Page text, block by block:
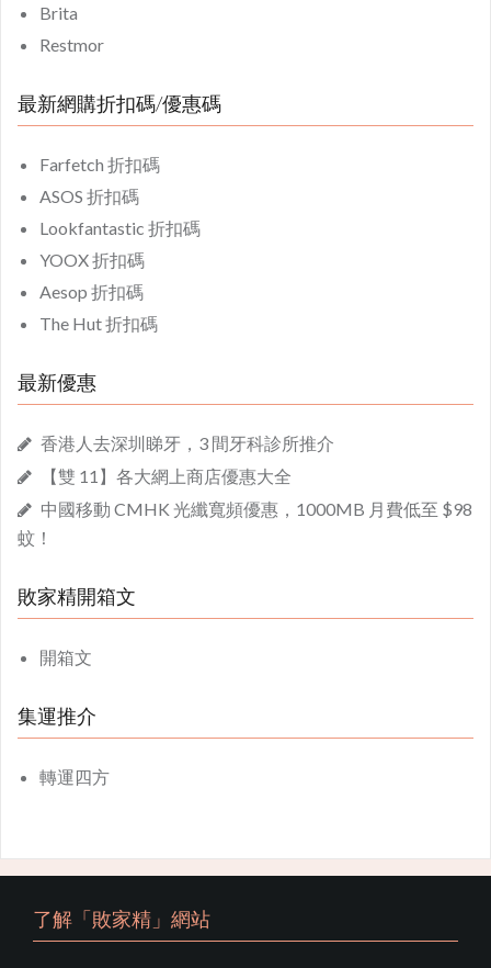
Brita
Restmor
最新網購折扣碼/優惠碼
Farfetch 折扣碼
ASOS 折扣碼
Lookfantastic 折扣碼
YOOX 折扣碼
Aesop 折扣碼
The Hut 折扣碼
最新優惠
香港人去深圳睇牙，3 間牙科診所推介
【雙 11】各大網上商店優惠大全
中國移動 CMHK 光纖寬頻優惠，1000MB 月費低至 $98
蚊！
敗家精開箱文
開箱文
集運推介
轉運四方
了解「敗家精」網站